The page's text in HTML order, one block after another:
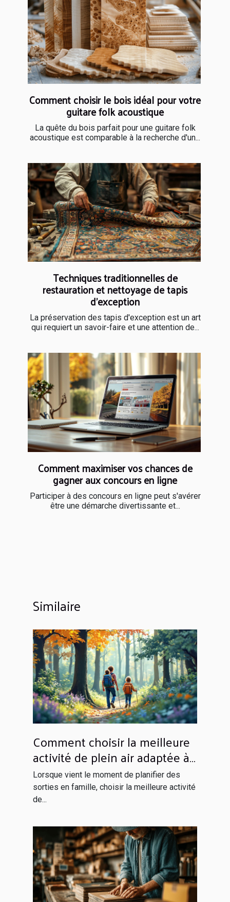
Comment choisir le bois idéal pour votre
guitare folk acoustique
La quête du bois parfait pour une guitare folk
acoustique est comparable à la recherche d'un...
Techniques traditionnelles de
restauration et nettoyage de tapis
d'exception
La préservation des tapis d'exception est un art
qui requiert un savoir-faire et une attention de...
Comment maximiser vos chances de
gagner aux concours en ligne
Participer à des concours en ligne peut s'avérer
être une démarche divertissante et...
Similaire
Comment choisir la meilleure
activité de plein air adaptée à
votre famille ?
Lorsque vient le moment de planifier des
sorties en famille, choisir la meilleure activité
de...